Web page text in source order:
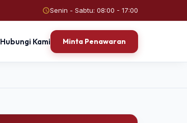
Senin - Sabtu: 08:00 - 17:00
Hubungi Kami Minta Penawaran